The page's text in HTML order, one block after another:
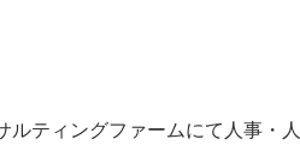
ティングファームにて人事・人